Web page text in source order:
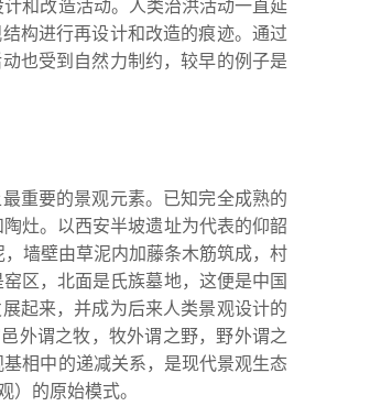
和改造活动。人类治洪活动一直延
构进行再设计和改造的痕迹。通过
也受到自然力制约，较早的例子是
重要的景观元素。已知完全成熟的
灶。以西安半坡遗址为代表的仰韶
墙壁由草泥内加藤条木筋筑成，村
区，北面是氏族墓地，这便是中国
起来，并成为后来人类景观设计的
外谓之牧，牧外谓之野，野外谓之
相中的递减关系，是现代景观生态
观）的原始模式。